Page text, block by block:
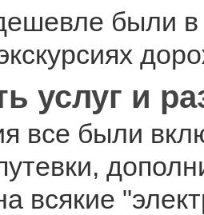
были
услуг и
все были
всякие